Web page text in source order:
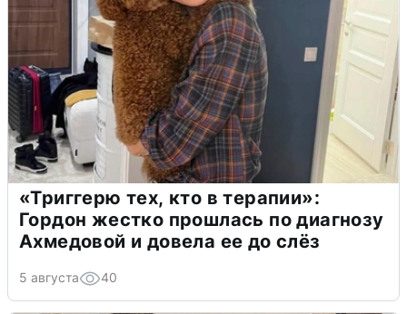
«Триггерю тех, кто в терапии»:
Гордон жестко прошлась по диагнозу
Ахмедовой и довела ее до слёз
5 августа 40